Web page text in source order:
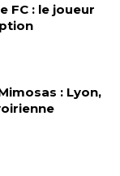
FC : le joueur
: Lyon,